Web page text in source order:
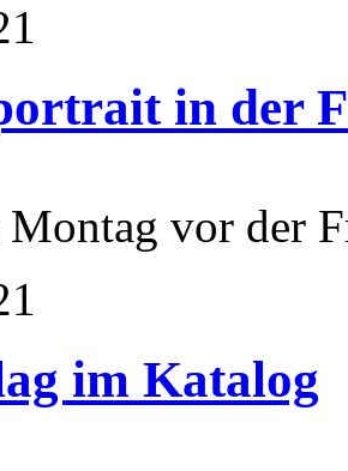
in der
vor der
im Katalog